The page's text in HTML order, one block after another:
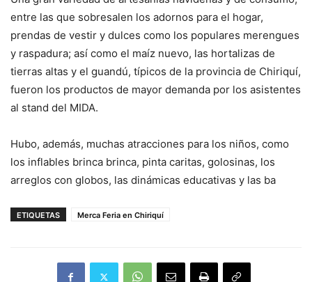
entre las que sobresalen los adornos para el hogar,
prendas de vestir y dulces como los populares merengues
y raspadura; así como el maíz nuevo, las hortalizas de
tierras altas y el guandú, típicos de la provincia de Chiriquí,
fueron los productos de mayor demanda por los asistentes
al stand del MIDA.
Hubo, además, muchas atracciones para los niños, como
los inflables brinca brinca, pinta caritas, golosinas, los
arreglos con globos, las dinámicas educativas y las ba
ETIQUETAS Merca Feria en Chiriquí